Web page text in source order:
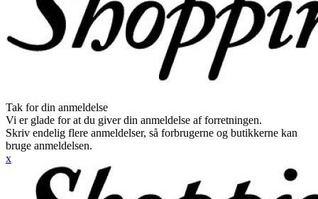
Tak for din anmeldelse
Vi er glade for at du giver din anmeldelse af forretningen.
Skriv endelig flere anmeldelser, så forbrugerne og butikkerne kan
bruge anmeldelsen.
x